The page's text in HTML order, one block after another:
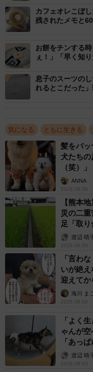
昔は新品の着物を中心
ら値段の安いリサイク
り、今ではリサイクル
っているため、全国に
「レンタル振袖を児童
う！」というアイデア
ちは常々持っていまし
の社長の“企業は社会貢
自分にできることはな
て……。
出番が少なく、保管さ
立つのではないか！と
カフェオレこぼ
残されたメモと
お餅をチンする
ぇ！」「早く知
息子のスーツの
れるとこだった
気になる ともに生きる
髪をバ
犬たち
（笑）
ANNA
2026.08.06
【熊本
災の二
足「取り
渡辺 晴
2026.08.05
「言わ
いが絶
迎えてか
画】海川 ま
2026.08.04
「よく
ゃんが
「あっ
渡辺 晴
2026.08.03